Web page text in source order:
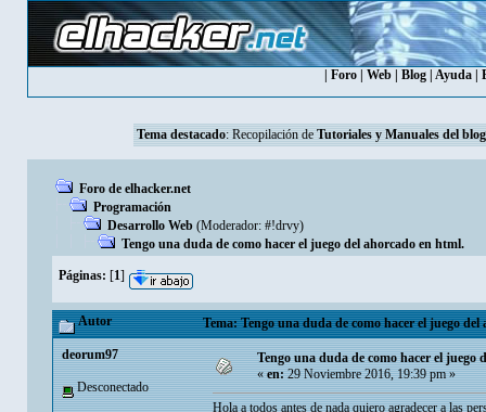
Foro| Web| Blog| Ayuda|
Tema destacado: Recopilación de Tutoriales y Manuales del blog
Foro de elhacker.net
Programación
Desarrollo Web (Moderador: #!drvy)
Tengo una duda de como hacer el juego del ahorcado en html.
Páginas: [1]
Autor Tema: Tengo una duda de como hacer el juego
deorum97
Desconectado
Tengo una duda de como hacer el juego
«en:29 Noviembre 2016, 19:39 pm »
Hola a todos antes de nada quiero agradecer a las